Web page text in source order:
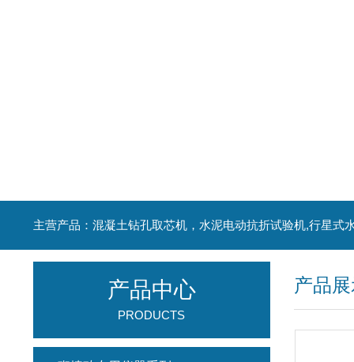
产品
产品中心
PRODUCTS